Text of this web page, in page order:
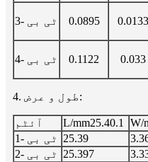
ٹی بی -3 0.0895 0.0133
ٹی بی -4 0.1122 0.033
4. طول و عرض:
آئٹم L/mm25.40.1 W/
ٹی بی -1
25.39
ٹی بی -2
25.397